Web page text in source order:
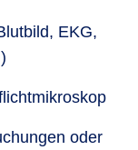
EKG,
oder